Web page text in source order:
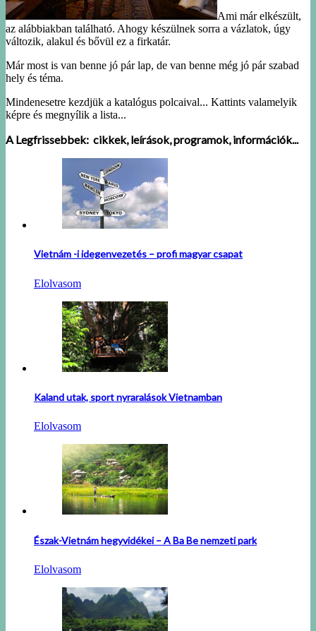
Ami már elkészült,
az alábbiakban található. Ahogy készülnek sorra a vázlatok, úgy
változik, alakul és bővül ez a firkatár.
Már most is van benne jó pár lap, de van benne még jó pár szabad
hely és téma.
Mindenesetre kezdjük a katalógus polcaival... Kattints valamelyik
képre és megnyílik a lista...
A Legfrissebbek: cikkek, leírások, programok, információk...
Vietnám -i idegenvezetés – profi magyar csapat
Elolvasom
Kaland utak, sport nyraralások Vietnamban
Elolvasom
Észak-Vietnám hegyvidékei – A Ba Be nemzeti park
Elolvasom